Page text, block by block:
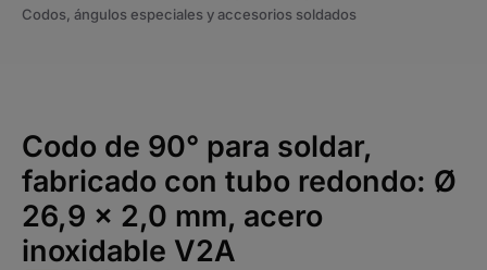
Codos, ángulos especiales y accesorios soldados
Codo de 90° para soldar,
fabricado con tubo redondo: Ø
26,9 x 2,0 mm, acero
inoxidable V2A